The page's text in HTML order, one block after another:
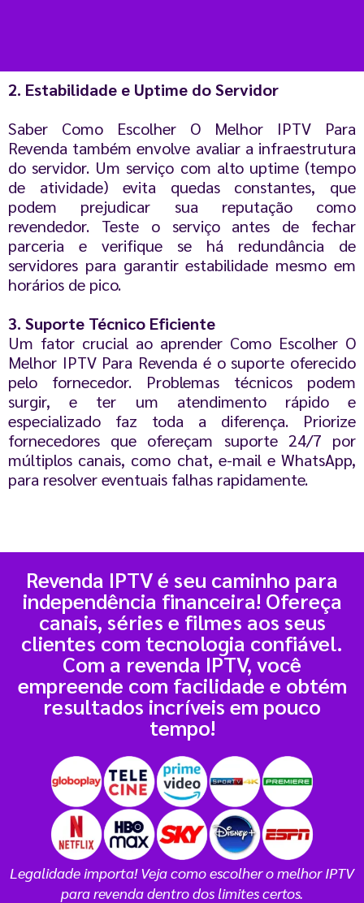
2. Estabilidade e Uptime do Servidor
Saber Como Escolher O Melhor IPTV Para
Revenda também envolve avaliar a infraestrutura
do servidor. Um serviço com alto uptime (tempo
de atividade) evita quedas constantes, que
podem prejudicar sua reputação como
revendedor. Teste o serviço antes de fechar
parceria e verifique se há redundância de
servidores para garantir estabilidade mesmo em
horários de pico.
3. Suporte Técnico Eficiente
Um fator crucial ao aprender Como Escolher O
Melhor IPTV Para Revenda é o suporte oferecido
pelo fornecedor. Problemas técnicos podem
surgir, e ter um atendimento rápido e
especializado faz toda a diferença. Priorize
fornecedores que ofereçam suporte 24/7 por
múltiplos canais, como chat, e-mail e WhatsApp,
para resolver eventuais falhas rapidamente.
Revenda IPTV é seu caminho para
independência financeira! Ofereça
canais, séries e filmes aos seus
clientes com tecnologia confiável.
Com a revenda IPTV, você
empreende com facilidade e obtém
resultados incríveis em pouco
tempo!
Legalidade importa! Veja como escolher o melhor IPTV
para revenda dentro dos limites certos.